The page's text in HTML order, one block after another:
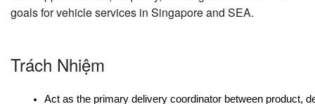
goals for vehicle services in Singapore and SEA.
Trách Nhiệm
Act as the primary delivery coordinator between product,